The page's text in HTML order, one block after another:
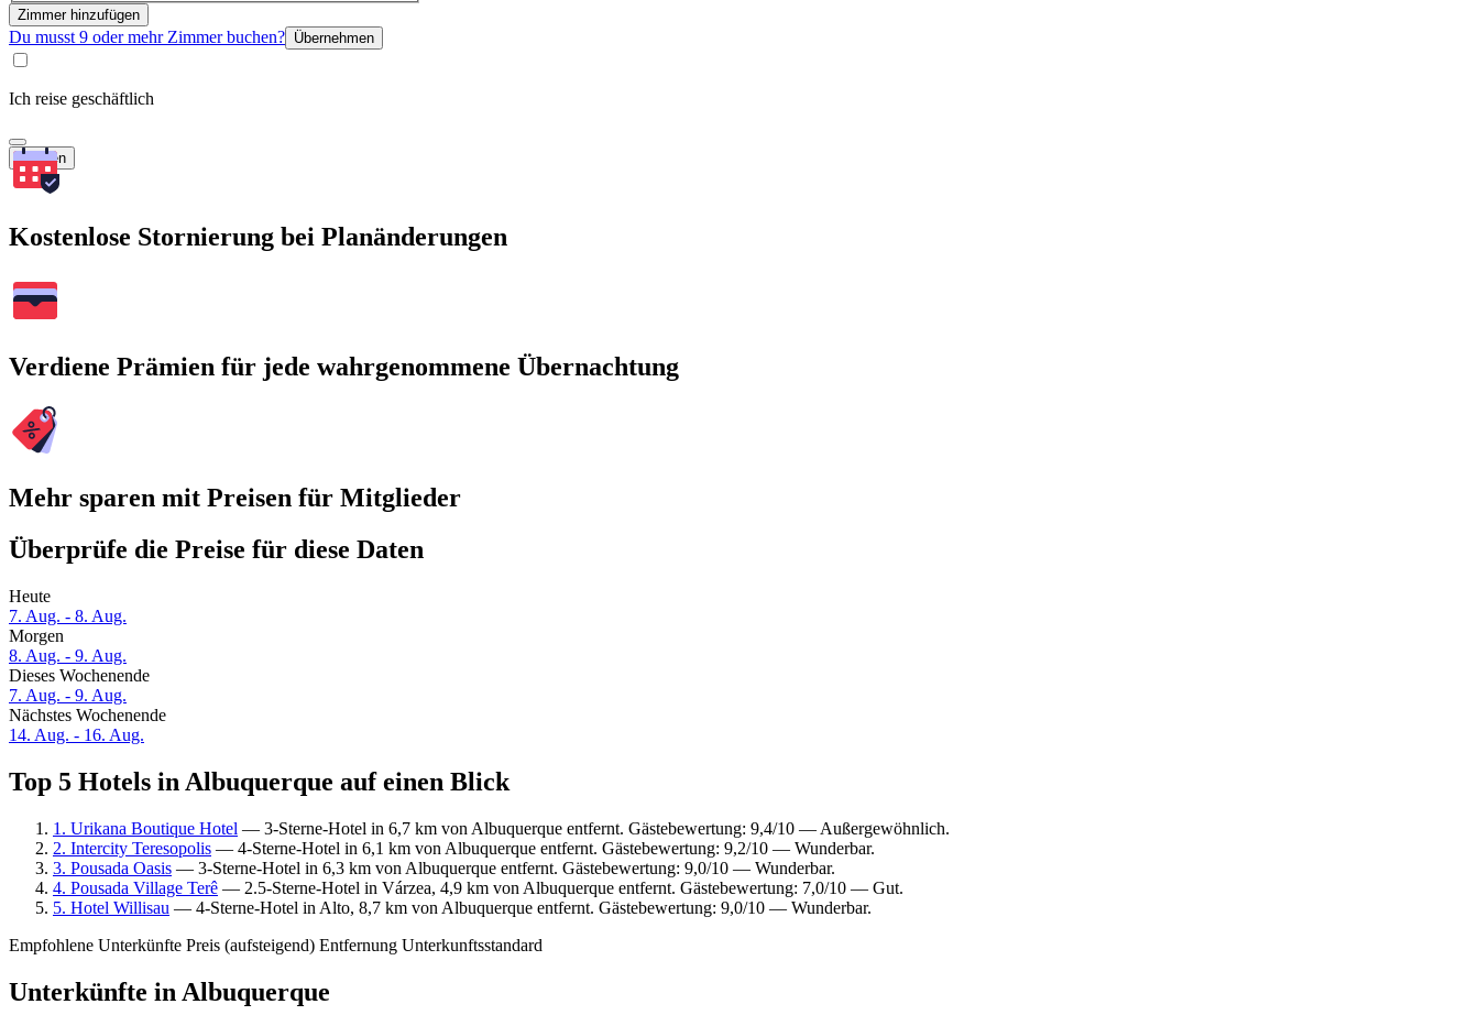
Zimmer hinzufügen
Du musst 9 oder mehr Zimmer buchen? Übernehmen
Ich reise geschäftlich
Suchen
Kostenlose Stornierung bei Planänderungen
Verdiene Prämien für jede wahrgenommene Übernachtung
Mehr sparen mit Preisen für Mitglieder
Überprüfe die Preise für diese Daten
Heute
7. Aug. - 8. Aug.
Morgen
8. Aug. - 9. Aug.
Dieses Wochenende
7. Aug. - 9. Aug.
Nächstes Wochenende
14. Aug. - 16. Aug.
Top 5 Hotels in Albuquerque auf einen Blick
1. Urikana Boutique Hotel — 3-Sterne-Hotel in 6,7 km von Albuquerque entfernt. Gästebewertung: 9,4/10 — Außergewöhnlich.
2. Intercity Teresopolis — 4-Sterne-Hotel in 6,1 km von Albuquerque entfernt. Gästebewertung: 9,2/10 — Wunderbar.
3. Pousada Oasis — 3-Sterne-Hotel in 6,3 km von Albuquerque entfernt. Gästebewertung: 9,0/10 — Wunderbar.
4. Pousada Village Terê — 2.5-Sterne-Hotel in Várzea, 4,9 km von Albuquerque entfernt. Gästebewertung: 7,0/10 — Gut.
5. Hotel Willisau — 4-Sterne-Hotel in Alto, 8,7 km von Albuquerque entfernt. Gästebewertung: 9,0/10 — Wunderbar.
Empfohlene Unterkünfte Preis (aufsteigend) Entfernung Unterkunftsstandard
Unterkünfte in Albuquerque